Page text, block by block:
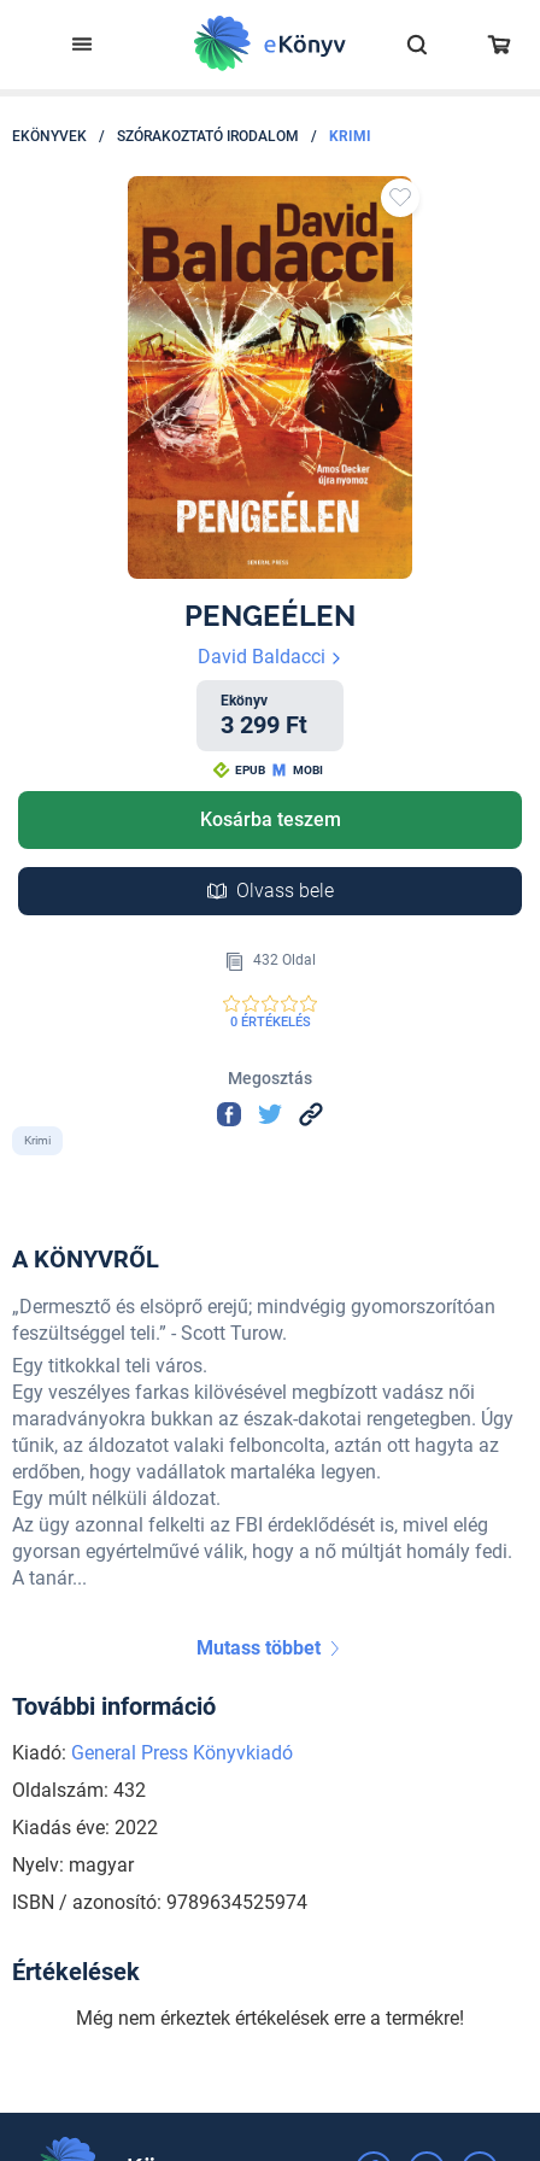
EKÖNYVEK / SZÓRAKOZTATÓ IRODALOM / KRIMI
PENGEÉLEN
David Baldacci
Ekönyv
3 299 Ft
EPUB MOBI
Kosárba teszem
Olvass bele
432 Oldal
0 ÉRTÉKELÉS
Megosztás
Krimi
A KÖNYVRŐL
„Dermesztő és elsöprő erejű; mindvégig gyomorszorítóan
feszültséggel teli.” - Scott Turow.
Egy titkokkal teli város.
Egy veszélyes farkas kilövésével megbízott vadász női
maradványokra bukkan az észak-dakotai rengetegben. Úgy
tűnik, az áldozatot valaki felboncolta, aztán ott hagyta az
erdőben, hogy vadállatok martaléka legyen.
Egy múlt nélküli áldozat.
Az ügy azonnal felkelti az FBI érdeklődését is, mivel elég
gyorsan egyértelművé válik, hogy a nő múltját homály fedi.
A tanár...
Mutass többet
További információ
Kiadó: General Press Könyvkiadó
Oldalszám: 432
Kiadás éve: 2022
Nyelv: magyar
ISBN / azonosító: 9789634525974
Értékelések
Még nem érkeztek értékelések erre a termékre!